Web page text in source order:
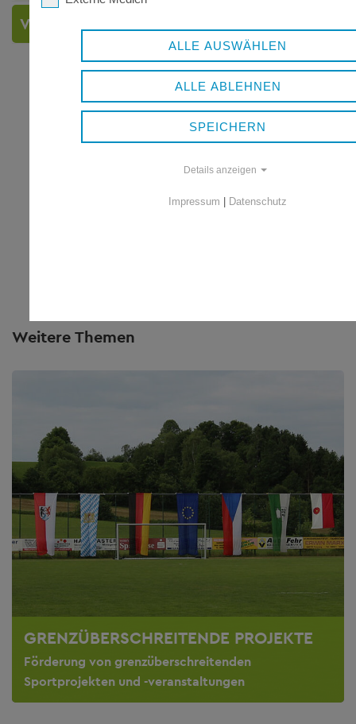
VERWEISE
Weitere Themen
GRENZÜBERSCHREITENDE PROJEKTE
Förderung von grenzüberschreitenden
Sportprojekten und -veranstaltungen
ALLE AUSWÄHLEN
ALLE ABLEHNEN
SPEICHERN
Details anzeigen
Impressum Datenschutz